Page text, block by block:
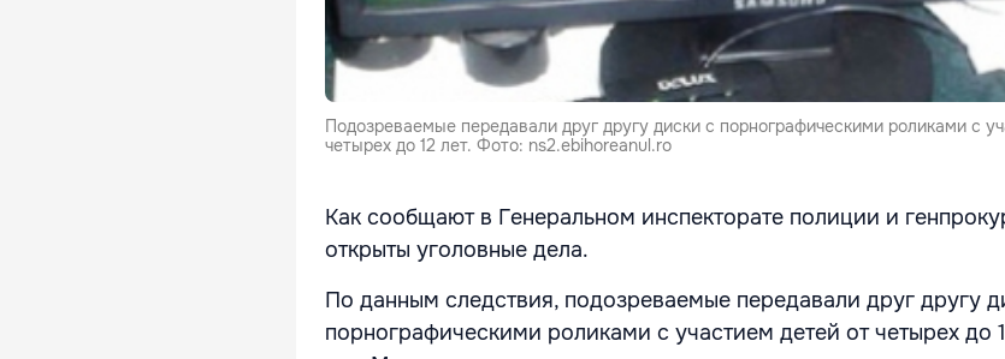
Подозреваемые передавали друг другу диски с порнографическими роликами с
четырех до 12 лет. Фото: ns2.ebihoreanul.ro
Как сообщают в Генеральном инспекторате полиции и
открыты уголовные дела.
По данным следствия, подозреваемые передавали друг другу
порнографическими роликами с участием детей от четырех до